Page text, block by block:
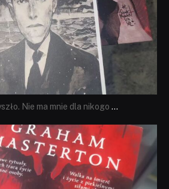
Nie ma mnie dla nikogo ...
dobryhorror
Sie 23